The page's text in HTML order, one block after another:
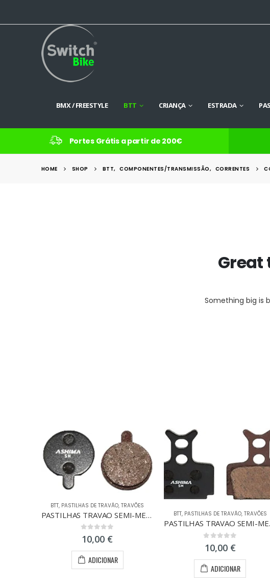
BMX / FREESTYLE BTT CRIANÇA ESTRADA
Portes Grátis a partir de 200€
HOME SHOP BTT, COMPONENTES/TRANSMISSÃO, CORRENTES
Great
Something big is
BTT, PASTILHAS DE TRAVÃO,TRAVÕES
PASTILHAS TRAVAO SEMI-METALZOOM/ALHONGA
0out of 5
10,00 €
ADICIONAR
BTT, PASTILHAS DE TRAVÃO, TRAVÕES
10,00 €
ADICIONAR